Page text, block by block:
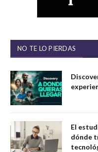
NO TE LO PIERDAS
El
dónde